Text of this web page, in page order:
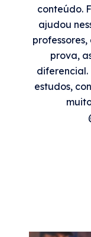
conteúdo.
ajudou
prova,
diferencial.
estudos,